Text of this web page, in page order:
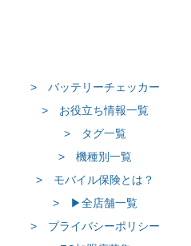
> バッテリーチェッカー
> お役立ち情報一覧
> タグ一覧
> 機種別一覧
> モバイル保険とは？
> ▶全店舗一覧
> プライバシーポリシー